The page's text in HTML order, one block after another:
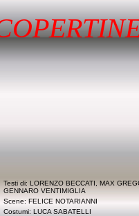
Testi di: LORENZO BECCATI, MAX
GENNARO VENTIMIGLIA
Scene: FELICE NOTARIANNI
Costumi: LUCA SABATELLI